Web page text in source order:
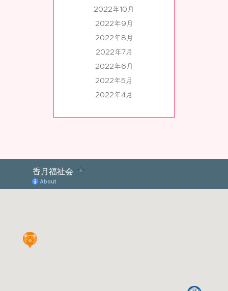
2022年10月
2022年9月
2022年8月
2022年7月
2022年6月
2022年5月
2022年4月